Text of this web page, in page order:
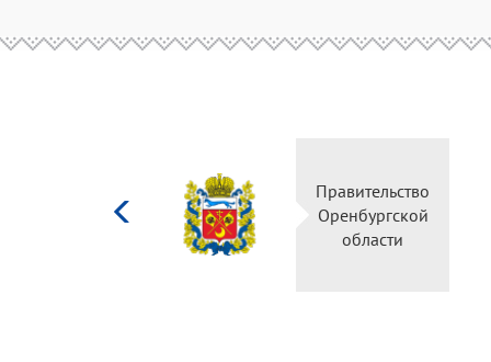
Правительство
Оренбургской
области